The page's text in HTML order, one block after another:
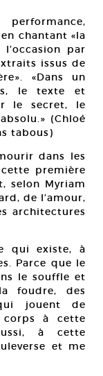
chantant «la
par
issus de
«Dans un
le texte et
le secret, le
(Chloé
tabous)
dans les
première
selon Myriam
de l’amour,
architectures
qui existe, à
Parce que le
le souffle et
foudre, des
jouent de
corps à cette
à cette
et me